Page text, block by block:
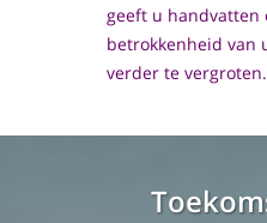
geeft u handvatten
betrokkenheid van
verder te vergroten.